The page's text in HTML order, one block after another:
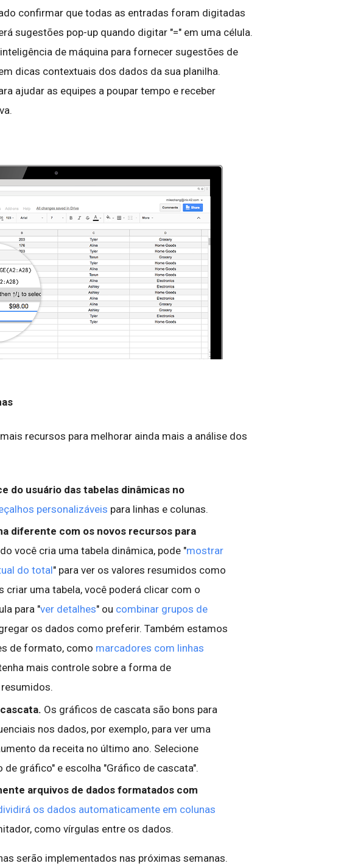
confirmar que todas as entradas foram digitadas
sugestões pop-up quando digitar "=" em uma célula.
de máquina para fornecer sugestões de
dicas contextuais dos dados da sua planilha.
ajudar as equipes a poupar tempo e receber
recursos para melhorar ainda mais a análise dos
do usuário das tabelas dinâmicas no
personalizáveis para linhas e colunas.
diferente com os novos recursos para
você cria uma tabela dinâmica, pode "mostrar
do total" para ver os valores resumidos como
criar uma tabela, você poderá clicar com o
para "ver detalhes" ou combinar grupos de
os dados como preferir. Também estamos
de formato, como marcadores com linhas
mais controle sobre a forma de
Os gráficos de cascata são bons para
nos dados, por exemplo, para ver uma
da receita no último ano. Selecione
de gráfico" e escolha "Gráfico de cascata".
arquivos de dados formatados com
os dados automaticamente em colunas
como vírgulas entre os dados.
serão implementados nas próximas semanas.